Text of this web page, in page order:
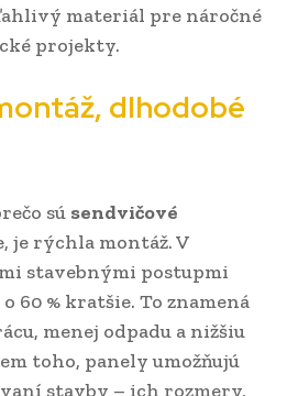
materiál pre náročné
projekty.
dlhodobé
sú sendvičové
je rýchla montáž. V
stavebnými postupmi
60 % kratšie. To znamená
menej odpadu a nižšiu
toho, panely umožňujú
stavby – ich rozmery,